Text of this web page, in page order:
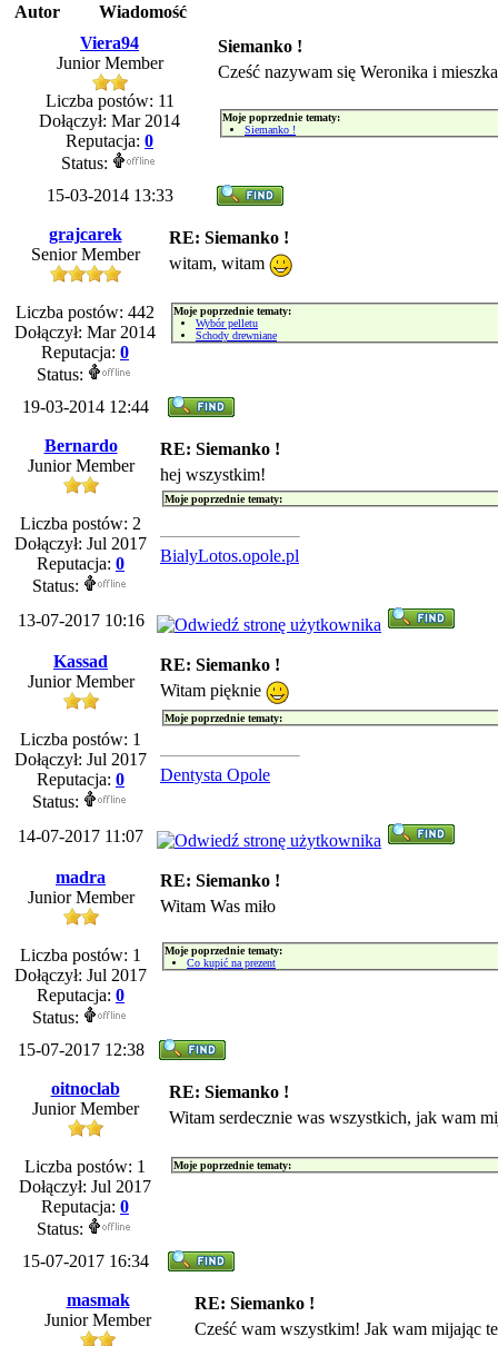
Autor
Wiadomość
Viera94
Junior Member
Liczba postów: 11
Dołączył: Mar 2014
Reputacja: 0
Status:
Siemanko !
Cześć nazywam się Weronika i
Moje poprzednie tematy:
Siemanko !
15-03-2014 13:33
grajcarek
Senior Member
Liczba postów: 442
Dołączył: Mar 2014
Reputacja: 0
Status:
RE: Siemanko !
witam, witam
Moje poprzednie tematy:
Wybór pelletu
Schody drewniane
19-03-2014 12:44
Bernardo
Junior Member
Liczba postów: 2
Dołączył: Jul 2017
Reputacja: 0
Status:
RE: Siemanko !
hej wszystkim!
Moje poprzednie tematy:
BialyLotos.opole.pl
13-07-2017 10:16
Kassad
Junior Member
Liczba postów: 1
Dołączył: Jul 2017
Reputacja: 0
Status:
RE: Siemanko !
Witam pięknie
Moje poprzednie tematy:
Dentysta Opole
14-07-2017 11:07
madra
Junior Member
Liczba postów: 1
Dołączył: Jul 2017
Reputacja: 0
Status:
RE: Siemanko !
Witam Was miło
Moje poprzednie tematy:
Co kupić na prezent
15-07-2017 12:38
oitnoclab
Junior Member
Liczba postów: 1
Dołączył: Jul 2017
Reputacja: 0
Status:
RE: Siemanko !
Witam serdecznie was wszystkich, jak wam
Moje poprzednie tematy:
15-07-2017 16:34
masmak
Junior Member
RE: Siemanko !
Cześć wam wszystkim! Jak wam mijając